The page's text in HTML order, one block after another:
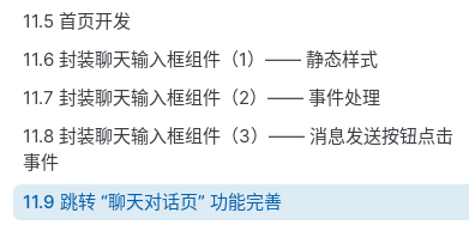
11.5 首页开发
11.6 封装聊天输入框组件（1）—— 静态样式
11.7 封装聊天输入框组件（2）—— 事件处理
11.8 封装聊天输入框组件（3）—— 消息发送按钮点击
事件
11.9 跳转 “聊天对话页” 功能完善